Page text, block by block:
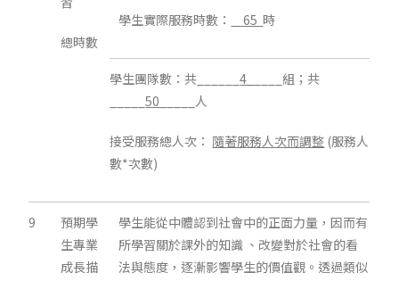
總時數
學生實際服務時數： 65 時
學生團隊數：共______4_
____組；共
_____50 _____人
接受服務總人次： 隨著服務人次而調整 (服務人
數*次數)
9
預期學
生專業
成長描
學生能從中體認到社會中的正面力量，因而有
所學習關於課外的知識 、改變對於社會的看
法與態度，逐漸影響學生的價值觀。透過類似